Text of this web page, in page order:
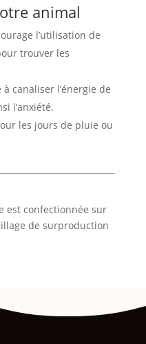
animal
l’utilisation de
trouver les
à canaliser l’énergie de
l’anxiété.
les jours de pluie ou
est confectionnée sur
de surproduction